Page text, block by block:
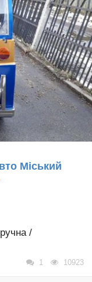
Міський
ручна /
1 10923